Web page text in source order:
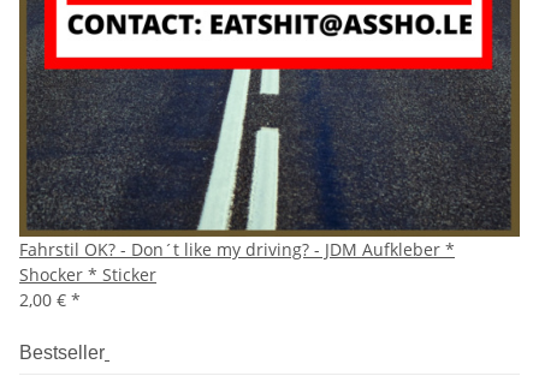
Fahrstil OK? - Don´t like my driving? - JDM Aufkleber *
Shocker * Sticker
2,00 € *
Bestseller